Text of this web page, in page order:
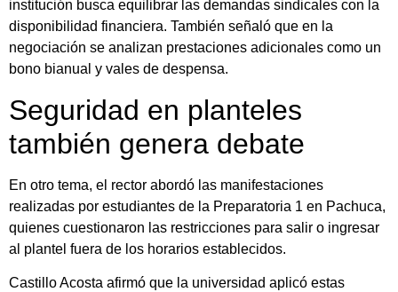
institución busca equilibrar las demandas sindicales con la
disponibilidad financiera. También señaló que en la
negociación se analizan prestaciones adicionales como un
bono bianual y vales de despensa.
Seguridad en planteles
también genera debate
En otro tema, el rector abordó las manifestaciones
realizadas por estudiantes de la Preparatoria 1 en Pachuca,
quienes cuestionaron las restricciones para salir o ingresar
al plantel fuera de los horarios establecidos.
Castillo Acosta afirmó que la universidad aplicó estas